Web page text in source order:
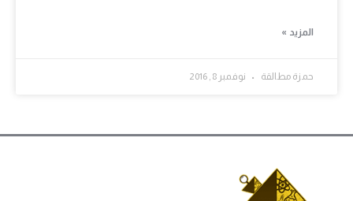
المزيد »
حمزة مطالقة نوفمبر 8, 2016